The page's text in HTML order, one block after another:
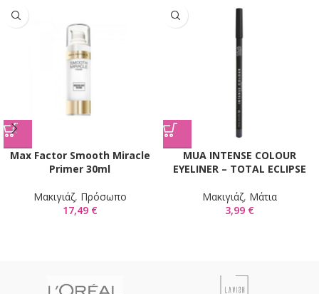
Max Factor Smooth Miracle
Primer 30ml
Mακιγιάζ, Πρόσωπο
17,49 €
MUA INTENSE COLOUR
EYELINER – TOTAL ECLIPSE
Mακιγιάζ, Μάτια
3,99 €